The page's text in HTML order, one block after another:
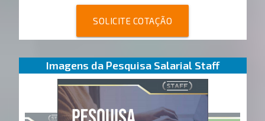
SOLICITE COTAÇÃO
Imagens da Pesquisa Salarial Staff